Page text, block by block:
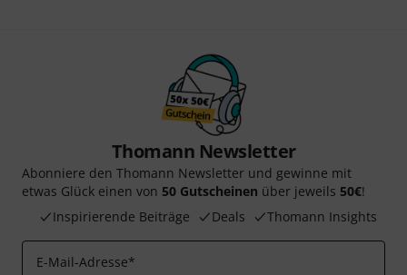
Thomann Newsletter
Abonniere den Thomann Newsletter und gewinne mit
etwas Glück einen von 50 Gutscheinen über jeweils 50€!
Inspirierende Beiträge
Deals Thomann Insights
E-Mail-Adresse*